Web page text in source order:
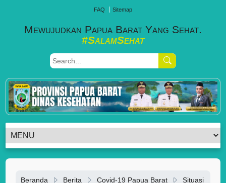
FAQ Sitemap
Mewujudkan Papua Barat Yang Sehat.
#SalamSehat
Beranda Berita Covid-19 Papua Barat
Situasi